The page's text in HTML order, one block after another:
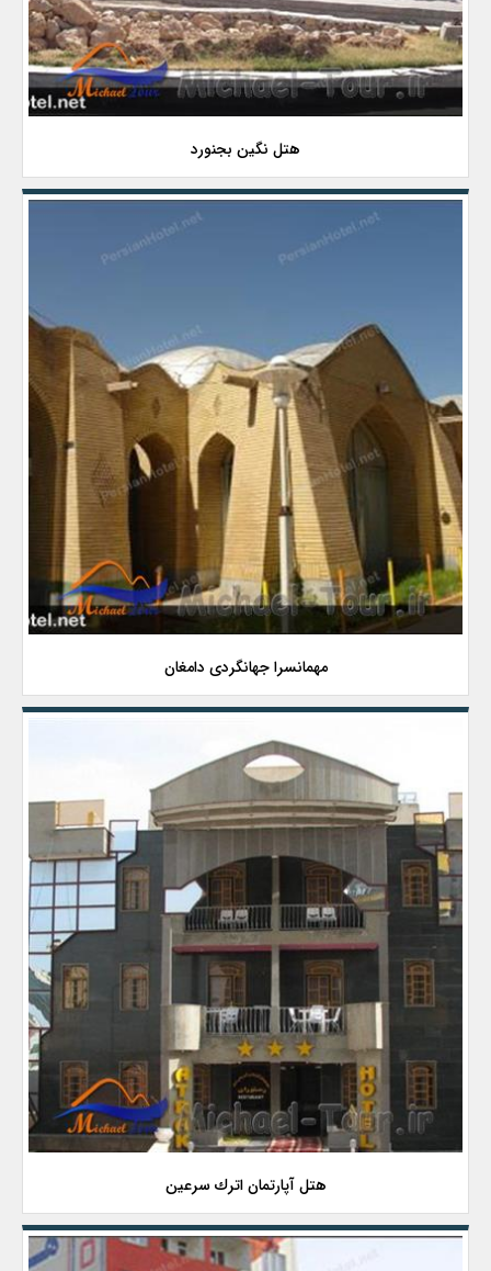
هتل نگین بجنورد
مهمانسرا جهانگردی دامغان
هتل آپارتمان اترك سرعین